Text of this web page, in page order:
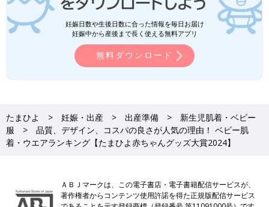
妊娠日数や生後日数に合った情報を毎日お届け
妊娠中から産後まで長く使える無料アプリ
無料ダウンロード
たまひよ 妊娠・出産 出産準備
新生児肌着・ベビー
服
品質、デザイン、コスパの良さが人気の理由！ ベビー肌
着・ウエアランキング【たまひよ赤ちゃんグッズ大賞2024】
ＡＢＪマークは、この電子書店・電子書籍配信サービスが、
著作権者からコンテンツ使用許諾を得た正規版配信サービス